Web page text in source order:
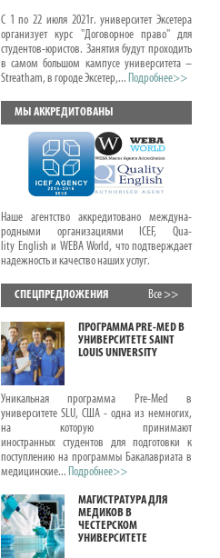
С 1 по 22 июля 2021г. университет Эксетера
организует курс "Договорное право" для
студентов-юристов. Занятия будут проходить
в самом большом кампусе университета –
Streatham, в городе Эксетер,... Подробнее>>
МЫ АККРЕДИТОВАНЫ
Наше агентство аккредитовано междуна-
родными организациями ICEF, Qua-
lity English и WEBA World, что подтверждает
надежность и качество наших услуг.
СПЕЦПРЕДЛОЖЕНИЯ Все >>
ПРОГРАММА PRE-MED В
УНИВЕРСИТЕТЕ SAINT
LOUIS UNIVERSITY
Уникальная программа Pre-Med в
университете SLU, США - одна из немногих,
на которую принимают
иностранных студентов для подготовки к
поступлению на программы Бакалавриата в
медицинские... Подробнее>>
МАГИСТРАТУРА ДЛЯ
МЕДИКОВ В
ЧЕСТЕРСКОМ
УНИВЕРСИТЕТЕ